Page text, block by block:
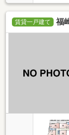
賃貸一戸建て 福